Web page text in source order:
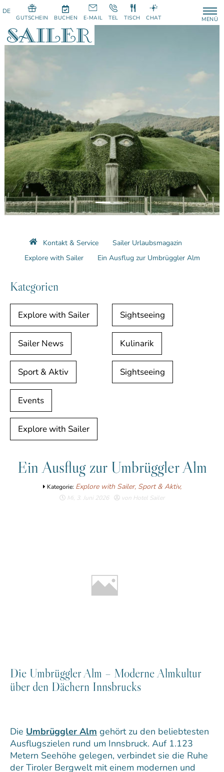
MENÜ
GUTSCHEIN BUCHEN E-MAIL TEL TISCH CHAT
Previous Next
Kontakt & Service
Sailer Urlaubsmagazin
Explore with Sailer
Ein Ausflug zur Umbrüggler Alm
Kategorien
Explore with Sailer Sightseeing
Sailer News Kulinarik
Sport & Aktiv Sightseeing
Events
Explore with Sailer
Ein Ausflug zur Umbrüggler Alm
Kategorie: Explore with Sailer, Sport & Aktiv,
Mi, 3. Juni 2026 von Hotel Sailer
Die Umbrüggler Alm – Moderne Almkultur
über den Dächern Innsbrucks
Die Umbrüggler Alm gehört zu den beliebtesten
Ausflugszielen rund um Innsbruck. Auf 1.123
Metern Seehöhe gelegen, verbindet sie die Ruhe
der Tiroler Bergwelt mit einem modernen und